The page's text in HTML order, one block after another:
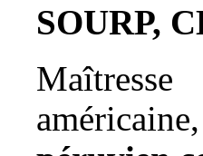
SOURP,